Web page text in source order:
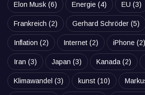
Elon Musk (6) Energie (4) EU (3)
Frankreich (2) Gerhard Schröder (5)
Inflation (2) Internet (2) iPhone (2)
Iran (3) Japan (3) Kanada (2)
Klimawandel (3) kunst (10)